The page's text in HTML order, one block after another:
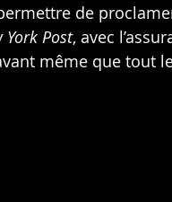
de
York Post, avec
même que tout